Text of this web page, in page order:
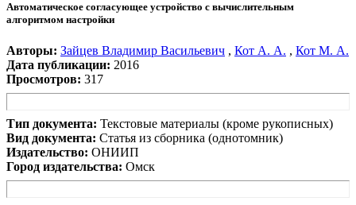
Автоматическое согласующее устройство с вычислительным
алгоритмом настройки
Авторы: Зайцев Владимир Васильевич , Кот А. А. , Кот М. А.
Дата публикации: 2016
Просмотров: 317
Тип документа: Текстовые материалы (кроме рукописных)
Вид документа: Статья из сборника (однотомник)
Издательство: ОНИИП
Город издательства: Омск